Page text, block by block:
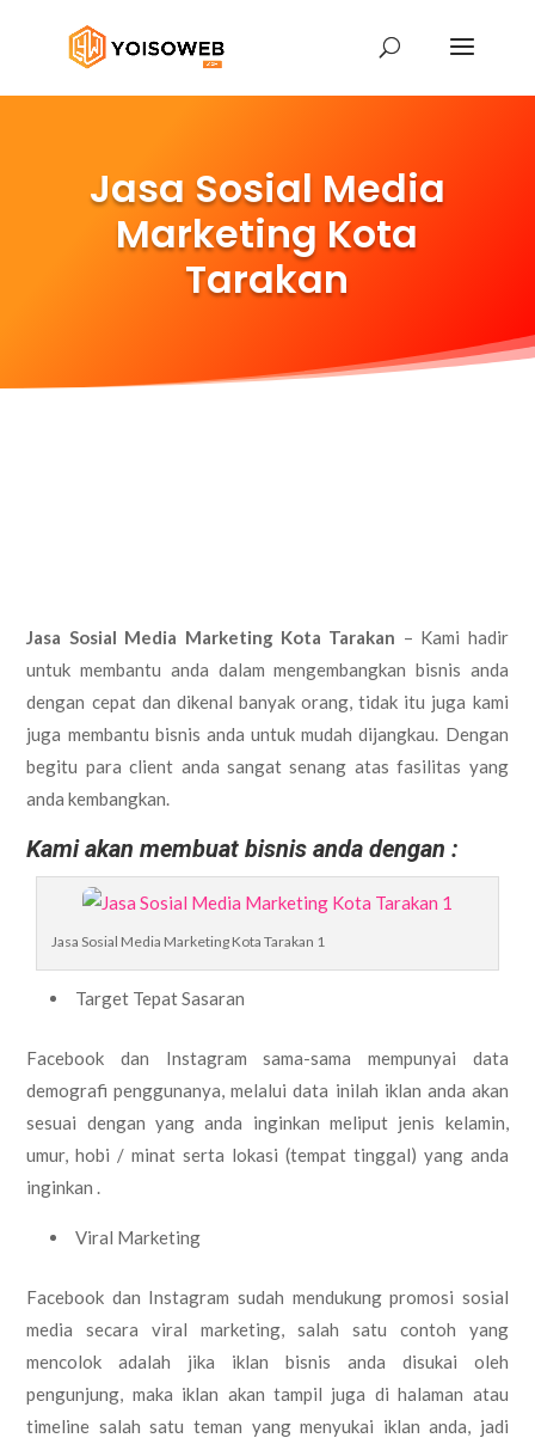
Jasa Sosial Media
Marketing Kota
Tarakan
Jasa Sosial Media Marketing Kota Tarakan – Kami hadir
untuk membantu anda dalam mengembangkan bisnis anda
dengan cepat dan dikenal banyak orang, tidak itu juga kami
juga membantu bisnis anda untuk mudah dijangkau. Dengan
begitu para client anda sangat senang atas fasilitas yang
anda kembangkan.
Kami akan membuat bisnis anda dengan :
Jasa Sosial Media Marketing Kota Tarakan 1
Target Tepat Sasaran
Facebook dan Instagram sama-sama mempunyai data
demografi penggunanya, melalui data inilah iklan anda akan
sesuai dengan yang anda inginkan meliput jenis kelamin,
umur, hobi / minat serta lokasi (tempat tinggal) yang anda
inginkan .
Viral Marketing
Facebook dan Instagram sudah mendukung promosi sosial
media secara viral marketing, salah satu contoh yang
mencolok adalah jika iklan bisnis anda disukai oleh
pengunjung, maka iklan akan tampil juga di halaman atau
timeline salah satu teman yang menyukai iklan anda, jadi